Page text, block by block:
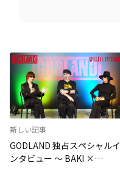
新しい記事
GODLAND 独占スペシャルイ
ンタビュー ～ BAKI ×